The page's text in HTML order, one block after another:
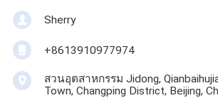
Sherry
+8613910977974
สวนอุตสาหกรรม Jidong,
Town, Changping District, Beijing,